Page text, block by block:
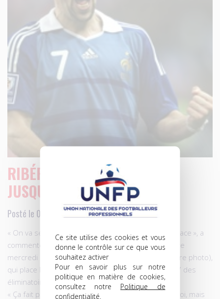
Ce site utilise des cookies et vous
donne le contrôle sur ce que vous
souhaitez activer
Pour en savoir plus sur notre
politique en matière de cookies,
consultez notre Politique de
confidentialité
RIBÉRY: « ON VA SE BATTRE
JUSQU’AU BOUT… »
Posté le 01.04.2009 à 23h30
« On va se battre jusqu’au bout pour la première place », a
commenté Franck Ribéry, auteur du but de la victoire
mercredi contre la Lituanie au stade de France (notre photo),
qui place les Bleus à la deuxième place du groupe 7 des
éliminatoires du Mondial 2010.
« Ça fait plaisir de marquer, c’est tant mieux pour moi, mais